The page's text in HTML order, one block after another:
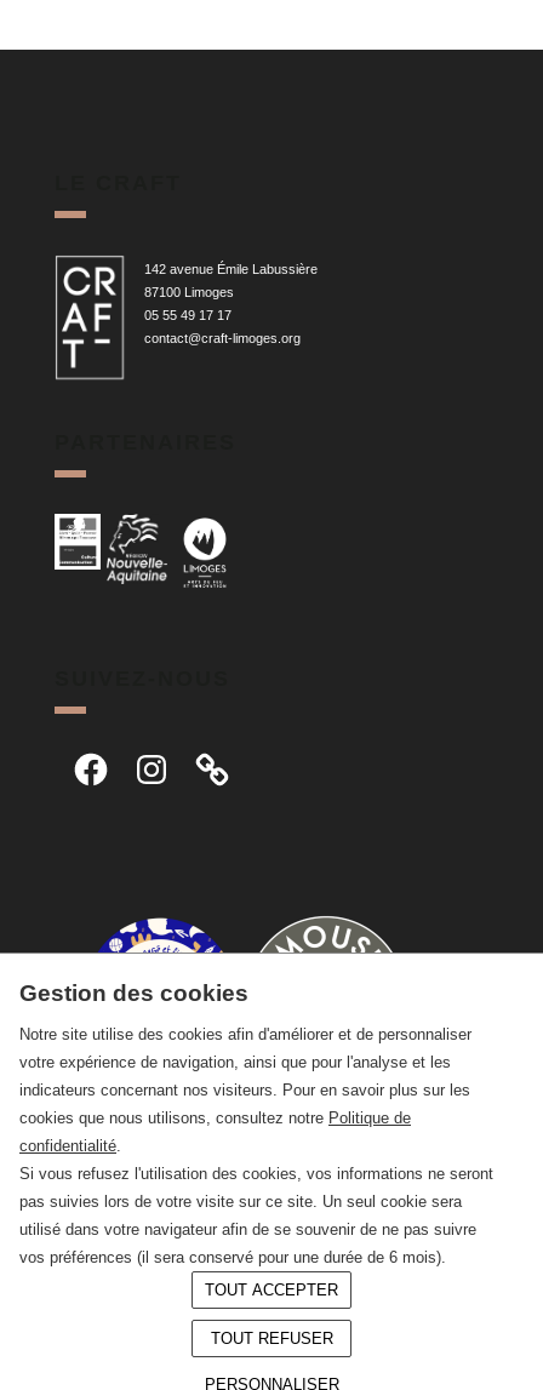
142 avenue Émile Labussière
87100 Limoges
05 55 49 17 17
contact@craft-limoges.org
FacebookInstagram
© 2026 —CRAFT Limoges
Gestion des cookies
Notre site utilise des cookies afin d'améliorer et de personnaliser
votre expérience de navigation, ainsi que pour l'analyse et les
indicateurs concernant nos visiteurs. Pour en savoir plus sur les
cookies que nous utilisons, consultez notre Politique de
confidentialité
Si vous refusez l'utilisation des cookies, vos informations ne seront
pas suivies lors de votre visite sur ce site. Un seul cookie sera
utilisé dans votre navigateur afin de se souvenir de ne pas suivre
vos préférences (il sera conservé pour une durée de 6 mois).
TOUT ACCEPTER
TOUT REFUSER
PERSONNALISER